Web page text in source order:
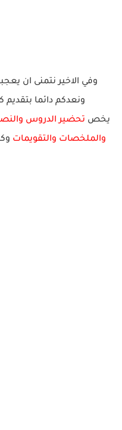
وفي الاخير نتمنى ان
ونعدكم دائما
يخص تحضير الدروس
والملخصات والتقويمات